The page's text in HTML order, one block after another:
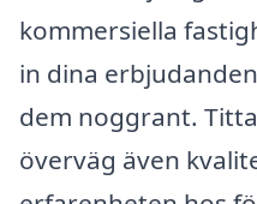
kommersiella
in dina
dem noggrant.
överväg även